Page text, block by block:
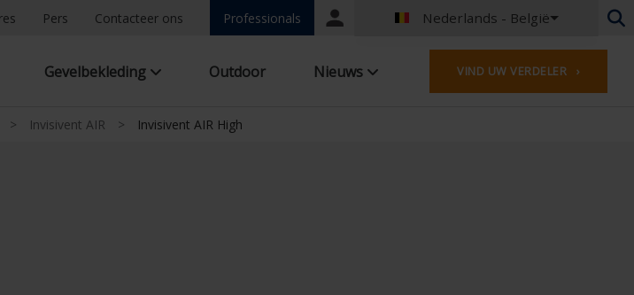
Pers Contacteer ons Professionals
Portal
Nederlands - België
Nederlands - België
Frans - België
Duits - Duitsland
Gevelbekleding Outdoor Nieuws VIND UW VERDELER ›
> Invisivent AIR > Invisivent AIR High